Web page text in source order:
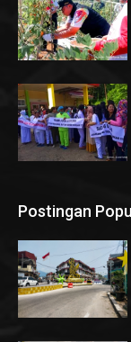
Postingan